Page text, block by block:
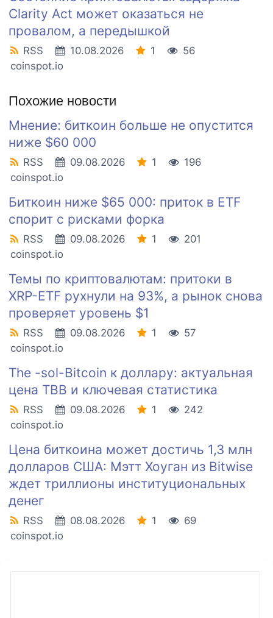
Clarity Act может оказаться не
провалом, а передышкой
RSS 10.08.2026 1
56
coinspot.io
Похожие новости
Мнение: биткоин больше не опустится
ниже $60 000
RSS 09.08.2026 1
196
coinspot.io
Биткоин ниже $65 000: приток в ETF
спорит с рисками форка
RSS 09.08.2026 1
201
coinspot.io
Темы по криптовалютам: притоки в
XRP-ETF рухнули на 93%, а рынок снова
проверяет уровень $1
RSS 09.08.2026 1
57
coinspot.io
The -sol-Bitcoin к доллару: актуальная
цена TBB и ключевая статистика
RSS 09.08.2026 1
242
coinspot.io
Цена биткоина может достичь 1,3 млн
долларов США: Мэтт Хоуган из Bitwise
ждет триллионы институциональных
денег
RSS 08.08.2026 1
69
coinspot.io